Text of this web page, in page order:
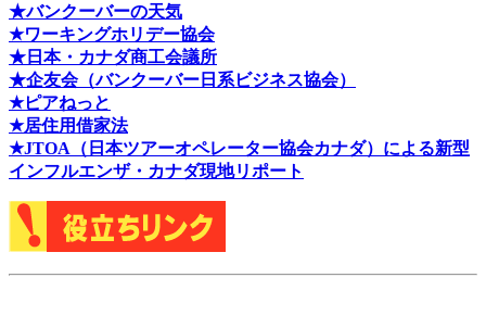
★バンクーバーの天気
★ワーキングホリデー協会
★日本・カナダ商工会議所
★企友会（バンクーバー日系ビジネス協会）
★ピアねっと
★居住用借家法
★JTOA（日本ツアーオペレーター協会カナダ）による新型
インフルエンザ・カナダ現地リポート